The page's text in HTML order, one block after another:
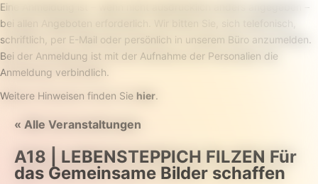
Eine Anmeldung ist – wenn nicht ausdrücklich anders angegeben –
bei allen Angeboten erforderlich. Wir bitten Sie, sich telefonisch,
schriftlich, per E-Mail oder persönlich in unserem Büro anzumelden.
Bei der Anmeldung ist mit der Aufnahme der Personalien die
Anmeldung verbindlich.
Weitere Hinweisen finden Sie hier.
« Alle Veranstaltungen
A18 | LEBENSTEPPICH FILZEN Für
das Gemeinsame Bilder schaffen